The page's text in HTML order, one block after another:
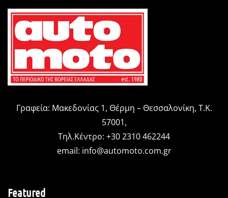
Γραφεία: Μακεδονίας 1, Θέρμη – Θεσσαλονίκη, Τ.Κ.
57001,
Τηλ.Κέντρο: +30 2310 462244
email: info@automoto.com.gr
Featured